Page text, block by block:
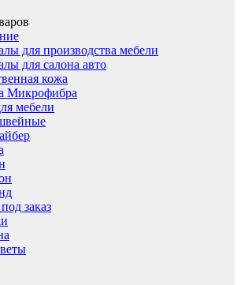
для производства мебели
для салона авто
кожа
Микрофибра
мебели
заказ